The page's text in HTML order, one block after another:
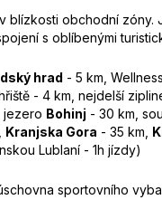
blízkosti obchodní
s oblíbenými
hrad - 5 km,
- 4 km, nejdelší
jezero Bohinj - 30 km,
Kranjska Gora - 35 km,
Lublaní - 1h jízdy)
sportovního